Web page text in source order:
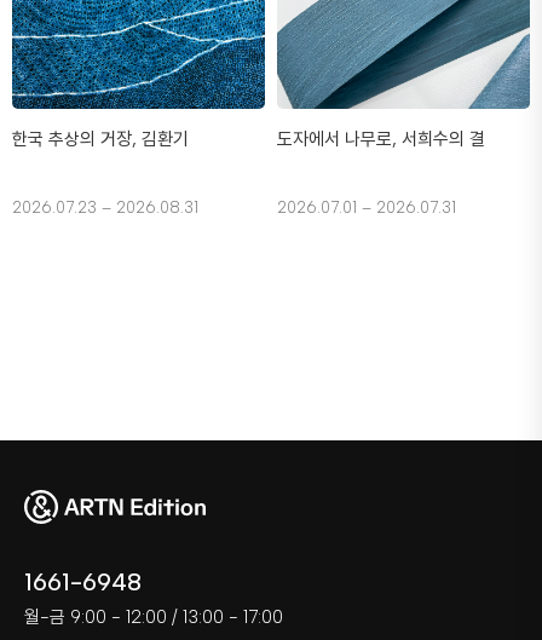
한국 추상의 거장, 김환기
2026.07.23 – 2026.08.31
도자에서 나무로, 서희수의 결
2026.07.01 – 2026.07.31
1661-6948
월-금 9:00 - 12:00 / 13:00 - 17:00